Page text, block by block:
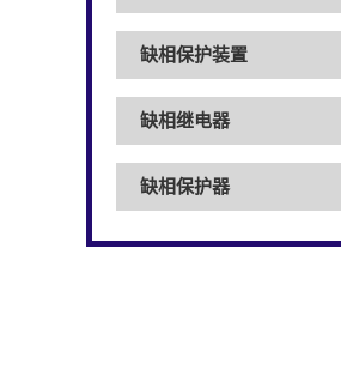
缺相保护装置
缺相继电器
缺相保护器